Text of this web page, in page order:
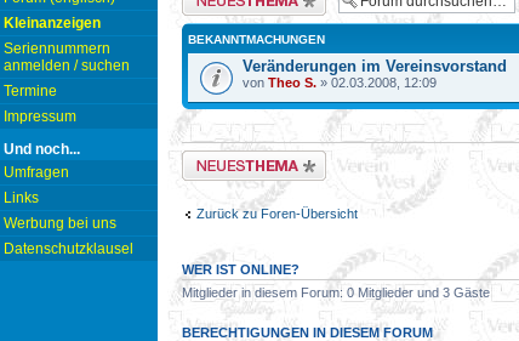
Kleinanzeigen
Seriennummern
anmelden / suchen
Termine
Impressum
Und noch...
Umfragen
Links
Werbung bei uns
Datenschutzklausel
BEKANNTMACHUNGEN
Veränderungen im Vereinsvorstand
von Theo S. » 02.03.2008, 12:09
Neues Thema erstellen
Zurück zu Foren-Übersicht
WER IST ONLINE?
Mitglieder in diesem Forum: 0 Mitglieder und 3 Gäste
BERECHTIGUNGEN IN DIESEM FORUM